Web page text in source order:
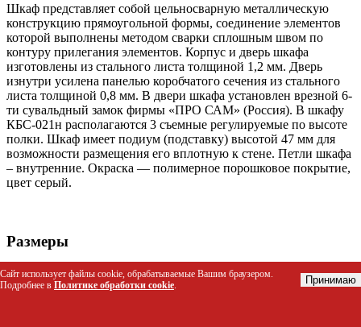
Шкаф представляет собой цельносварную металлическую
конструкцию прямоугольной формы, соединение элементов
которой выполнены методом сварки сплошным швом по
контуру прилегания элементов. Корпус и дверь шкафа
изготовлены из стального листа толщиной 1,2 мм. Дверь
изнутри усилена панелью коробчатого сечения из стального
листа толщиной 0,8 мм. В двери шкафа установлен врезной 6-
ти сувальдный замок фирмы «ПРО САМ» (Россия). В шкафу
КБC-021н располагаются 3 съемные регулируемые по высоте
полки. Шкаф имеет подиум (подставку) высотой 47 мм для
возможности размещения его вплотную к стене. Петли шкафа
– внутренние. Окраска — полимерное порошковое покрытие,
цвет серый.
Размеры
Высота
1252 мм
Ширина 420 мм
Сайт использует файлы cookie, обрабатываемые Вашим браузером.
Подробнее в Политике обработки cookie. Принимаю